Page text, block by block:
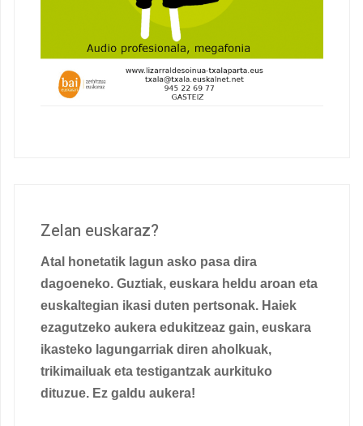
Zelan euskaraz?
Atal honetatik lagun asko pasa dira
dagoeneko. Guztiak, euskara heldu aroan eta
euskaltegian ikasi duten pertsonak. Haiek
ezagutzeko aukera edukitzeaz gain, euskara
ikasteko lagungarriak diren aholkuak,
trikimailuak eta testigantzak aurkituko
dituzue. Ez galdu aukera!